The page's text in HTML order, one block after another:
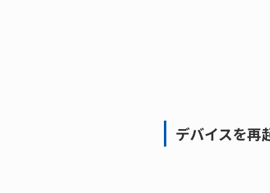
デバイスを再